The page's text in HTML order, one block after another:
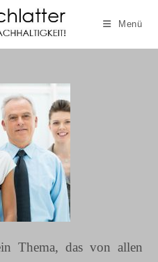
Menü
Thema, das von allen